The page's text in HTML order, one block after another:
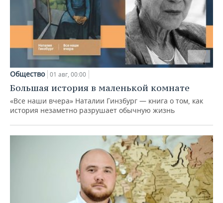
Общество 01 авг, 00:00
Большая история в маленькой комнате
«Все наши вчера» Наталии Гинзбург — книга о том, как
история незаметно разрушает обычную жизнь